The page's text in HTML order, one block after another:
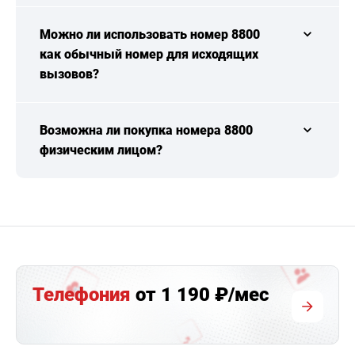
Можно ли использовать номер 8800
как обычный номер для исходящих
вызовов?
Возможна ли покупка номера 8800
физическим лицом?
Телефония от 1 190 ₽/мес